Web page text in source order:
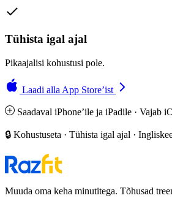
Tühista igal ajal
Pikaajalisi kohustusi pole.
Laadi alla App Store’ist
Saadaval iPhone’ile ja iPadile · Vajab
🔒 Kohustuseta · Tühista igal ajal ·
Muuda oma keha minutitega. Tõhusad